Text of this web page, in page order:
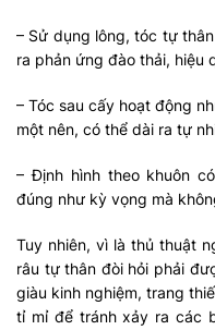
– Sử dụng lông, tóc tự
ra phản ứng đào thải, hiệu
– Tóc sau cấy hoạt động
một nên, có thể dài ra tự
– Định hình theo khuôn
đúng như kỳ vọng mà
Tuy nhiên, vì là thủ thuật
râu tự thân đòi hỏi phải
giàu kinh nghiệm, trang
tỉ mỉ để tránh xảy ra các